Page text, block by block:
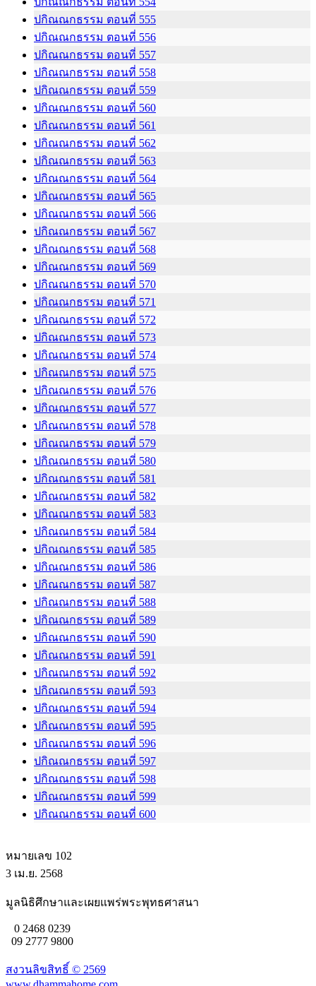
ปกิณณกธรรม ตอนที่ 555
ปกิณณกธรรม ตอนที่ 556
ปกิณณกธรรม ตอนที่ 557
ปกิณณกธรรม ตอนที่ 558
ปกิณณกธรรม ตอนที่ 559
ปกิณณกธรรม ตอนที่ 560
ปกิณณกธรรม ตอนที่ 561
ปกิณณกธรรม ตอนที่ 562
ปกิณณกธรรม ตอนที่ 563
ปกิณณกธรรม ตอนที่ 564
ปกิณณกธรรม ตอนที่ 565
ปกิณณกธรรม ตอนที่ 566
ปกิณณกธรรม ตอนที่ 567
ปกิณณกธรรม ตอนที่ 568
ปกิณณกธรรม ตอนที่ 569
ปกิณณกธรรม ตอนที่ 570
ปกิณณกธรรม ตอนที่ 571
ปกิณณกธรรม ตอนที่ 572
ปกิณณกธรรม ตอนที่ 573
ปกิณณกธรรม ตอนที่ 574
ปกิณณกธรรม ตอนที่ 575
ปกิณณกธรรม ตอนที่ 576
ปกิณณกธรรม ตอนที่ 577
ปกิณณกธรรม ตอนที่ 578
ปกิณณกธรรม ตอนที่ 579
ปกิณณกธรรม ตอนที่ 580
ปกิณณกธรรม ตอนที่ 581
ปกิณณกธรรม ตอนที่ 582
ปกิณณกธรรม ตอนที่ 583
ปกิณณกธรรม ตอนที่ 584
ปกิณณกธรรม ตอนที่ 585
ปกิณณกธรรม ตอนที่ 586
ปกิณณกธรรม ตอนที่ 587
ปกิณณกธรรม ตอนที่ 588
ปกิณณกธรรม ตอนที่ 589
ปกิณณกธรรม ตอนที่ 590
ปกิณณกธรรม ตอนที่ 591
ปกิณณกธรรม ตอนที่ 592
ปกิณณกธรรม ตอนที่ 593
ปกิณณกธรรม ตอนที่ 594
ปกิณณกธรรม ตอนที่ 595
ปกิณณกธรรม ตอนที่ 596
ปกิณณกธรรม ตอนที่ 597
ปกิณณกธรรม ตอนที่ 598
ปกิณณกธรรม ตอนที่ 599
ปกิณณกธรรม ตอนที่ 600
หมายเลข 102
3 เม.ย. 2568
มูลนิธิศึกษาและเผยแพร่พระพุทธศาสนา
0 2468 0239
09 2777 9800
สงวนลิขสิทธิ์ © 2569